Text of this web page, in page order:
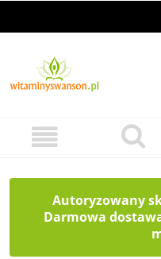
Autoryzowany
Darmowa